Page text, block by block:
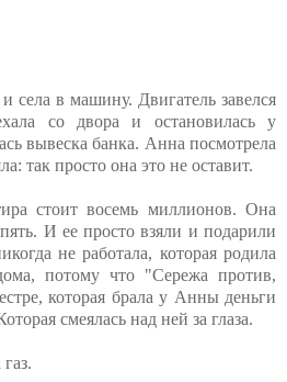
села в машину. Двигатель завелся
со двора и остановилась у
вывеска банка. Анна посмотрела
так просто она это не оставит.
стоит восемь миллионов. Она
И ее просто взяли и подарили
не работала, которая родила
потому что "Сережа против,
которая брала у Анны деньги
смеялась над ней за глаза.